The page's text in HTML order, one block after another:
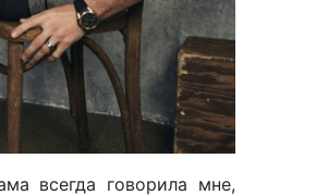
всегда говорила мне,